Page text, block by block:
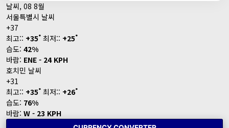
날씨, 08 8월
서울특별시 날씨
+37
최고:: +35° 최저:: +25°
습도: 42%
바람: ENE - 24 KPH
호치민 날씨
+31
최고:: +35° 최저:: +26°
습도: 76%
바람: W - 23 KPH